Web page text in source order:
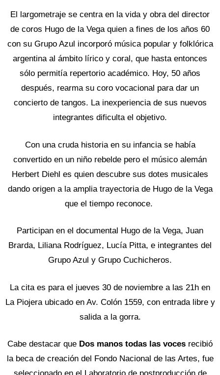
El largometraje se centra en la vida y obra del director
de coros Hugo de la Vega quien a fines de los años 60
con su Grupo Azul incorporó música popular y folklórica
argentina al ámbito lírico y coral, que hasta entonces
sólo permitía repertorio académico. Hoy, 50 años
después, rearma su coro vocacional para dar un
concierto de tangos. La inexperiencia de sus nuevos
integrantes dificulta el objetivo.
Con una cruda historia en su infancia se había
convertido en un niño rebelde pero el músico alemán
Herbert Diehl es quien descubre sus dotes musicales
dando origen a la amplia trayectoria de Hugo de la Vega
que el tiempo reconoce.
Participan en el documental Hugo de la Vega, Juan
Brarda, Liliana Rodríguez, Lucía Pitta, e integrantes del
Grupo Azul y Grupo Cuchicheros.
La cita es para el jueves 30 de noviembre a las 21h en
La Piojera ubicado en Av. Colón 1559, con entrada libre y
salida a la gorra.
Cabe destacar que Dos manos todas las voces recibió
la beca de creación del Fondo Nacional de las Artes, fue